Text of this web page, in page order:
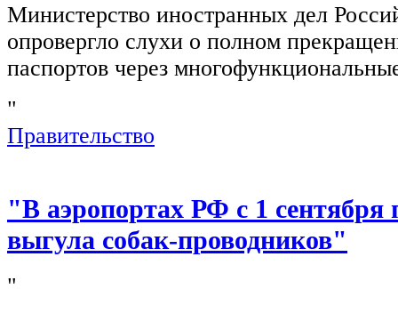
Министерство иностранных дел
опровергло слухи о полном
паспортов через
"
Правительство
"В аэропортах РФ с 1 сентября
выгула собак-проводников"
"